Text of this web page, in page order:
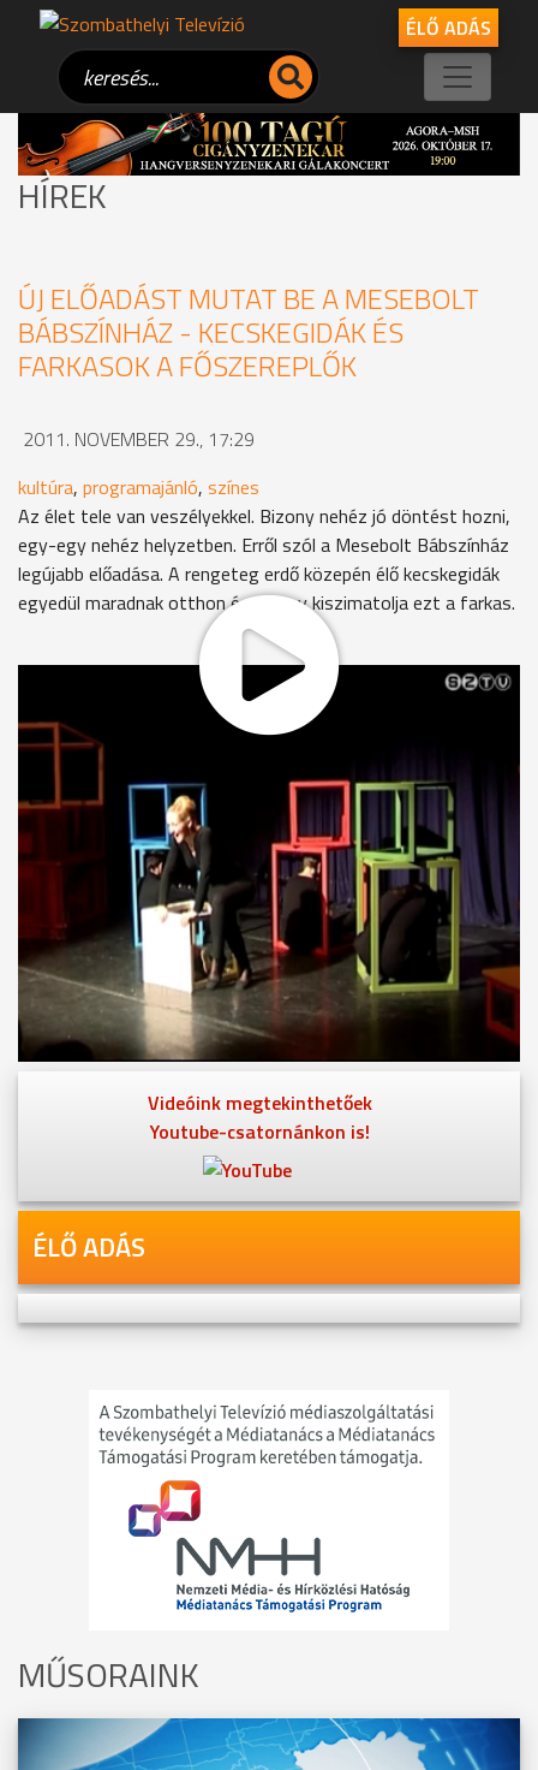
ÉLŐ ADÁS
HÍREK
ÚJ ELŐADÁST MUTAT BE A MESEBOLT
BÁBSZÍNHÁZ - KECSKEGIDÁK ÉS
FARKASOK A FŐSZEREPLŐK
2011. NOVEMBER 29., 17:29
kultúra, programajánló, színes
Az élet tele van veszélyekkel. Bizony nehéz jó döntést hozni,
egy-egy nehéz helyzetben. Erről szól a Mesebolt Bábszínház
legújabb előadása. A rengeteg erdő közepén élő kecskegidák
egyedül maradnak otthon és bizony kiszimatolja ezt a farkas.
A Farkas és a kecsegidák előadást vasárnap matiéné
előadáson láthatják a családok.
MEGOSZTÁS
Videóink megtekinthetőek
Youtube-csatornánkon is!
ÉLŐ ADÁS
MŰSORAINK